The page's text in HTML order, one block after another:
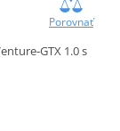
Porovnať
1.0 s